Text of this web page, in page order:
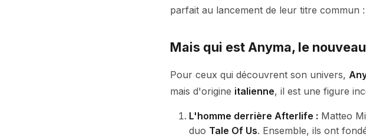
parfait au lancement de leur titre commun :
Mais qui est Anyma, le
Pour ceux qui découvrent son univers,
mais d'origine italienne, il est une figure
L'homme derrière Afterlife : Matteo
duo Tale Of Us. Ensemble, ils ont